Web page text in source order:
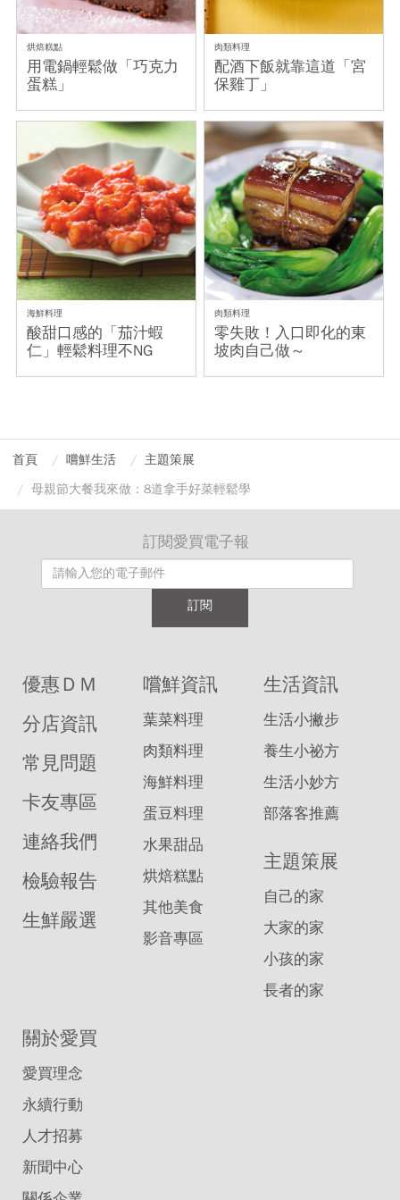
烘焙糕點
用電鍋輕鬆做「巧克力
蛋糕」
肉類料理
配酒下飯就靠這道「宮
保雞丁」
海鮮料理
酸甜口感的「茄汁蝦
仁」輕鬆料理不NG
肉類料理
零失敗！入口即化的東
坡肉自己做～
首頁 嚐鮮生活
主題策展
母親節大餐我來做：8道拿手好菜輕鬆學
訂閱愛買電子報
訂閱
優惠ＤＭ
分店資訊
常見問題
卡友專區
連絡我們
檢驗報告
生鮮嚴選
嚐鮮資訊
葉菜料理
肉類料理
海鮮料理
蛋豆料理
水果甜品
烘焙糕點
其他美食
影音專區
生活資訊
生活小撇步
養生小祕方
生活小妙方
部落客推薦
主題策展
自己的家
大家的家
小孩的家
長者的家
關於愛買
愛買理念
永續行動
人才招募
新聞中心